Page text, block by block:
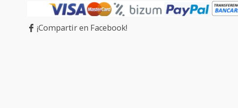
¡Compartir en Facebook!